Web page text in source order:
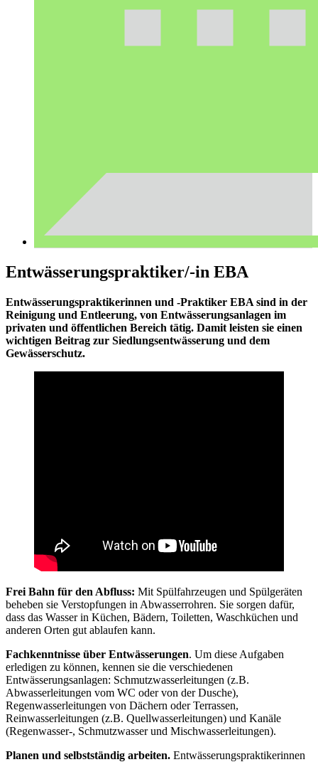
Entwässerungspraktiker/-in EBA
Entwässerungspraktikerinnen und -Praktiker EBA sind in der
Reinigung und Entleerung, von Entwässerungsanlagen im
privaten und öffentlichen Bereich tätig. Damit leisten sie einen
wichtigen Beitrag zur Siedlungsentwässerung und dem
Gewässerschutz.
Frei Bahn für den Abfluss: Mit Spülfahrzeugen und Spülgeräten
beheben sie Verstopfungen in Abwasserrohren. Sie sorgen dafür,
dass das Wasser in Küchen, Bädern, Toiletten, Waschküchen und
anderen Orten gut ablaufen kann.
Fachkenntnisse über Entwässerungen. Um diese Aufgaben
erledigen zu können, kennen sie die verschiedenen
Entwässerungsanlagen: Schmutzwasserleitungen (z.B.
Abwasserleitungen vom WC oder von der Dusche),
Regenwasserleitungen von Dächern oder Terrassen,
Reinwasserleitungen (z.B. Quellwasserleitungen) und Kanäle
(Regenwasser-, Schmutzwasser und Mischwasserleitungen).
Planen und selbstständig arbeiten. Entwässerungspraktikerinnen